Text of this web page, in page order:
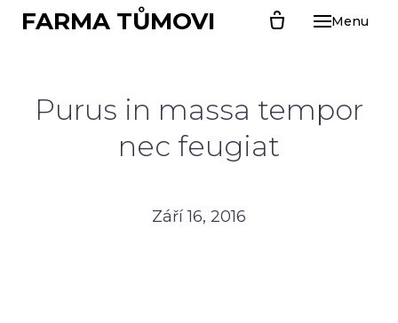
Menu
FARMA TŮMOVI
Purus in massa tempor
nec feugiat
Září 16, 2016